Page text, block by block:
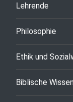
Lehrende
Philosophie
Ethik und
Biblische